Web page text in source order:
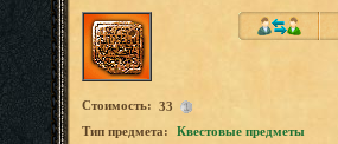
Стоимость: 33
Tип предмета:
Квестовые предметы